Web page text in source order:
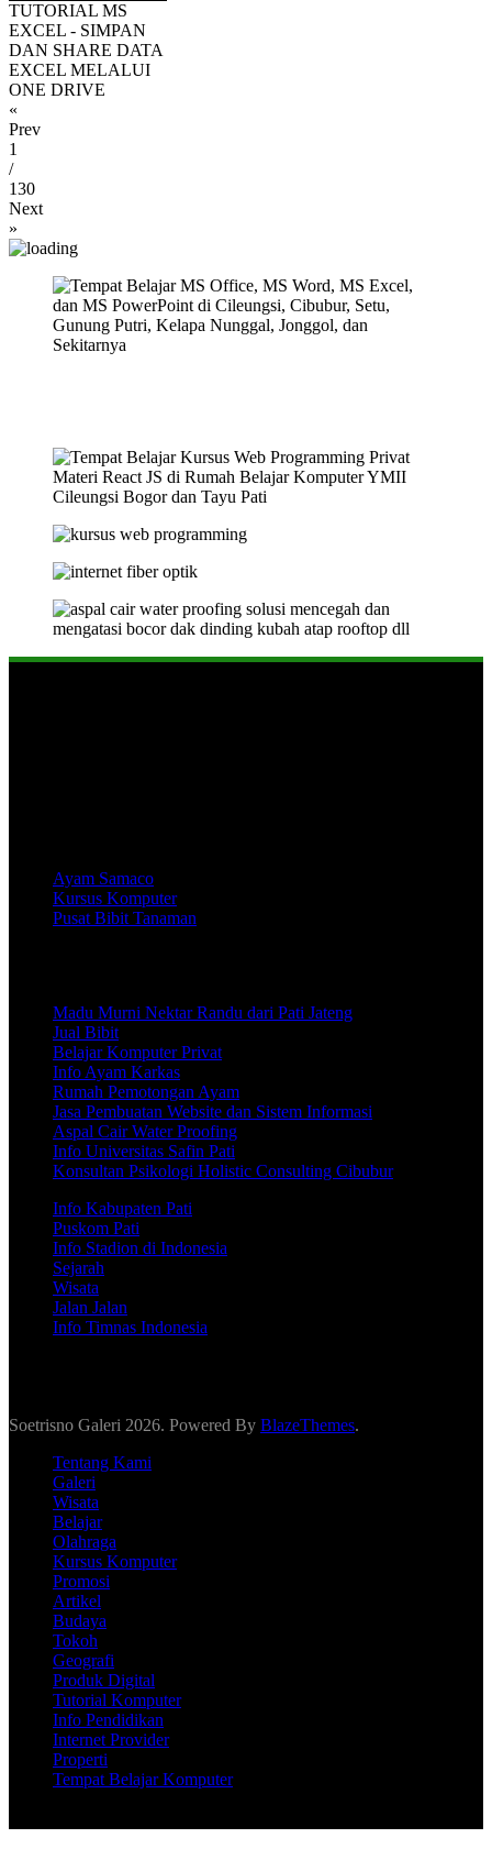
TUTORIAL MS
EXCEL - SIMPAN
DAN SHARE DATA
EXCEL MELALUI
ONE DRIVE
«
Prev
1
/
130
Next
»
Ayam Samaco
Kursus Komputer
Pusat Bibit Tanaman
Madu Murni Nektar Randu dari Pati Jateng
Jual Bibit
Belajar Komputer Privat
Info Ayam Karkas
Rumah Pemotongan Ayam
Jasa Pembuatan Website dan Sistem Informasi
Aspal Cair Water Proofing
Info Universitas Safin Pati
Konsultan Psikologi Holistic Consulting Cibubur
Info Kabupaten Pati
Puskom Pati
Info Stadion di Indonesia
Sejarah
Wisata
Jalan Jalan
Info Timnas Indonesia
Soetrisno Galeri 2026. Powered By BlazeThemes.
Tentang Kami
Galeri
Wisata
Belajar
Olahraga
Kursus Komputer
Promosi
Artikel
Budaya
Tokoh
Geografi
Produk Digital
Tutorial Komputer
Info Pendidikan
Internet Provider
Properti
Tempat Belajar Komputer